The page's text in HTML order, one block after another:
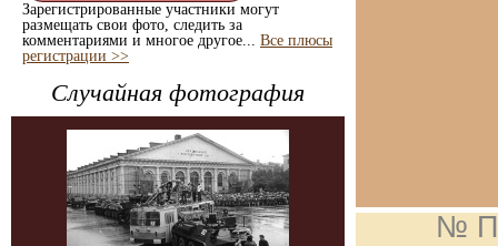
Зарегистрированные участники могут
размещать свои фото, следить за
комментариями и многое другое... Все плюсы
регистрации >>
Случайная фотография
№